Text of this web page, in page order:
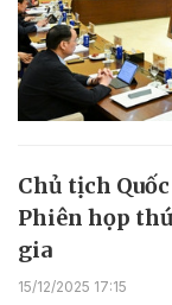
Chủ tịch
Phiên họp
gia
15/12/2025 17:15